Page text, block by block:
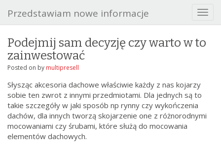
T
o
g
g
Przedstawiam nowe informacje
Podejmij sam decyzję czy warto w to
zainwestować
Posted on by multipresell
Słysząc akcesoria dachowe właściwie każdy z nas kojarzy
sobie ten zwrot z innymi przedmiotami. Dla jednych są to
takie szczegóły w jaki sposób np rynny czy wykończenia
dachów, dla innych tworzą skojarzenie one z różnorodnymi
mocowaniami czy śrubami, które służą do mocowania
elementów dachowych.